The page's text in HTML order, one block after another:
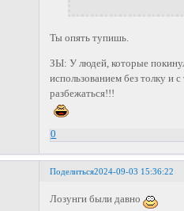
Ты опять тупишь.
ЗЫ: У людей, которые
использованием без толку и
разбежаться!!!
0
Поделиться2024-09-03 15:36:22
Лозунги были давно